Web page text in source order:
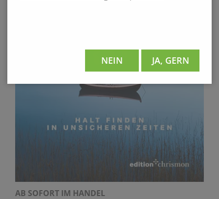
AB SOFORT IM HANDEL
NEIN JA, GERN